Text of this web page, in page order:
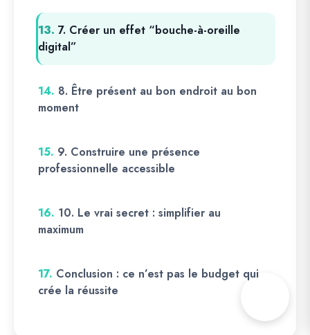
13. 7. Créer un effet “bouche-à-oreille
digital”
14. 8. Être présent au bon endroit au bon
moment
15. 9. Construire une présence
professionnelle accessible
16. 10. Le vrai secret : simplifier au
maximum
17. Conclusion : ce n’est pas le budget qui
crée la réussite